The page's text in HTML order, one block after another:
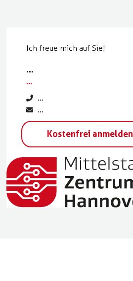
Ich freue mich auf Sie!
...
...
...
...
Kostenfrei anmelden